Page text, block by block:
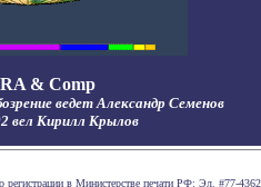
& Comp
ведет Александр Семенов
вел Кирилл Крылов
регистрации в Министерстве печати РФ: Эл. #77-